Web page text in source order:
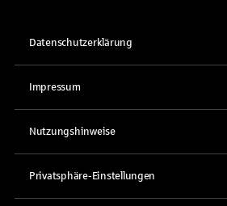
Datenschutzerklärung
Impressum
Nutzungshinweise
Privatsphäre-Einstellungen